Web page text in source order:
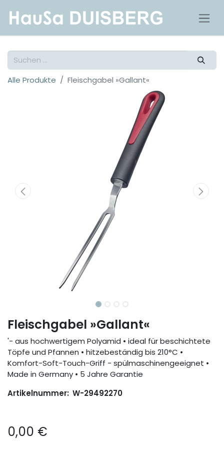
Alle Produkte Fleischgabel »Gallant«
Fleischgabel »Gallant«
'- aus hochwertigem Polyamid • ideal für beschichtete
Töpfe und Pfannen • hitzebeständig bis 210°C •
Komfort-Soft-Touch-Griff - spülmaschinengeeignet •
Made in Germany • 5 Jahre Garantie
Artikelnummer: W-29492270
0,00 €